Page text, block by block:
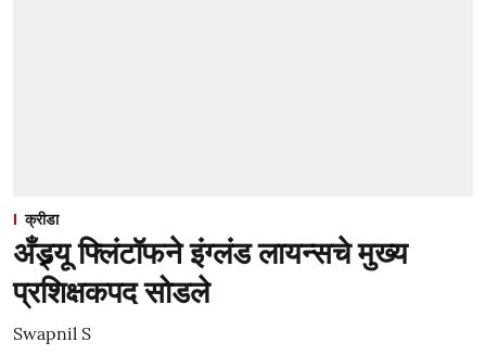
क्रीडा
अँड्र्यू फ्लिंटॉफने इंग्लंड लायन्सचे मुख्य
प्रशिक्षकपद सोडले
Swapnil S